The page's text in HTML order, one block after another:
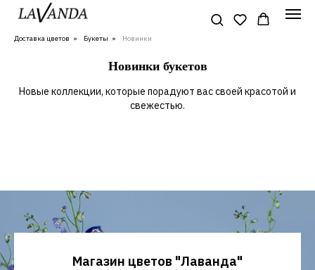
Доставка цветов » Букеты » Новинки
Новинки букетов
Новые коллекции, которые порадуют вас своей красотой и
свежестью.
Магазин цветов "Лаванда"